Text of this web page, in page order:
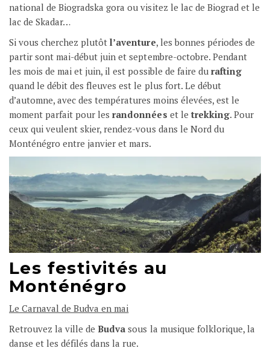
national de Biogradska gora ou visitez le lac de Biograd et le
lac de Skadar…
Si vous cherchez plutôtl’aventure, les bonnes périodes de
partir sont mai-début juin et septembre-octobre. Pendant
les mois de mai et juin, il est possible de faire du rafting
quand le débit des fleuves est le plus fort. Le début
d’automne, avec des températures moins élevées, est le
moment parfait pour lesrandonnées et le trekking. Pour
ceux qui veulent skier, rendez-vous dans le Nord du
Monténégro entre janvier et mars.
Les festivités au
Monténégro
Le Carnaval de Budva en mai
Retrouvez la ville deBudva sous la musique folklorique, la
danse et les défilés dans la rue.